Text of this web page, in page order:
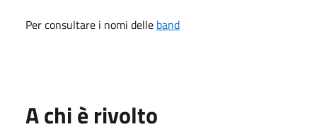
Per consultare i nomi delle band
A chi è rivolto